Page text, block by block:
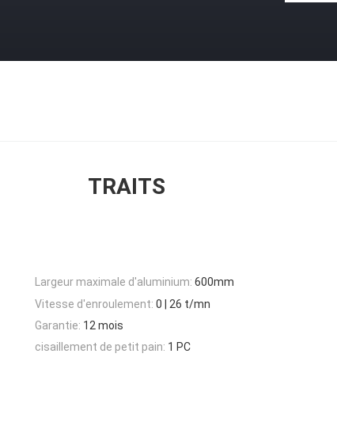
TRAITS
Largeur maximale d'aluminium: 600mm
Vitesse d'enroulement: 0 | 26 t/mn
Garantie: 12 mois
cisaillement de petit pain: 1 PC